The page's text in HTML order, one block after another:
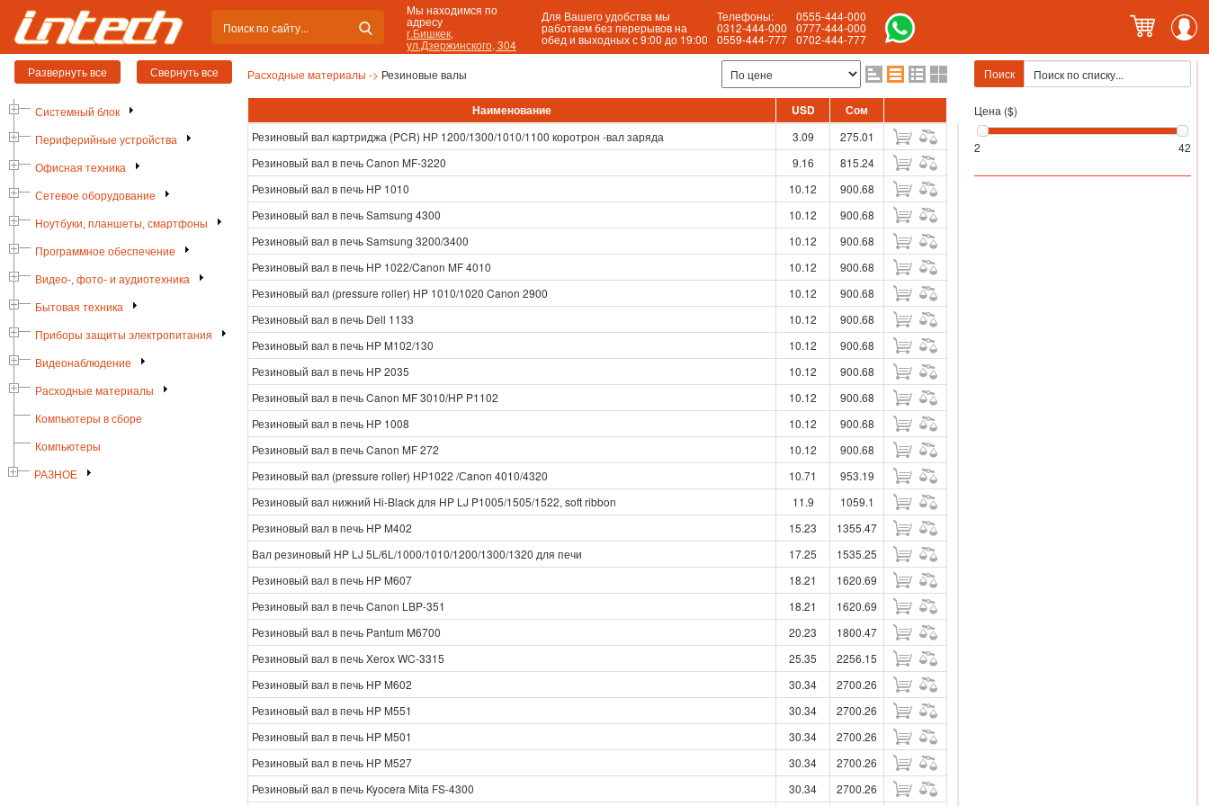
Мы находимся по
адресу
г.Бишкек,
ул.Дзержинского, 304
Для Вашего удобства мы
работаем без перерывов на
обед и выходных с 9:00 до 19:00
Телефоны:
0312-444-000
0559-444-777
0555-444-000
0777-444-000
0702-444-777
Системный блок
Периферийные устройства
Офисная техника
Сетевое оборудование
Ноутбуки, планшеты, смартфоны
Программное обеспечение
Видео-, фото- и аудиотехника
Бытовая техника
Приборы защиты электропитания
Видеонаблюдение
Расходные материалы
Компьютеры в сборе
Компьютеры
РАЗНОЕ
Расходные материалы -> Резиновые валы
Наименование USD Сом
Резиновый вал картриджа (PCR) НР 1200/1300/1010/1100 коротрон -вал заряда 3.09
275.01
Резиновый вал в печь Canon MF-3220
9.16
815.24
Резиновый вал в печь HP 1010
10.12
900.68
Резиновый вал в печь Samsung 4300
10.12
900.68
Резиновый вал в печь Samsung 3200/3400
10.12
900.68
Резиновый вал в печь HP 1022/Canon MF 4010
10.12
900.68
Резиновый вал (pressure roller) HP 1010/1020 Canon 2900
10.12
900.68
Резиновый вал в печь Dell 1133
10.12
900.68
Резиновый вал в печь HP M102/130
10.12
900.68
Резиновый вал в печь HP 2035
10.12
900.68
Резиновый вал в печь Canon MF 3010/HP P1102
10.12
900.68
Резиновый вал в печь HP 1008
10.12
900.68
Резиновый вал в печь Canon MF 272
10.12
900.68
Резиновый вал (pressure roller) НР1022 /Сanon 4010/4320
10.71
953.19
Резиновый вал нижний Hi-Black для HP LJ P1005/1505/1522, soft ribbon
11.9
1059.1
Резиновый вал в печь HP M402
15.23
1355.47
Вал резиновый HP LJ 5L/6L/1000/1010/1200/1300/1320 для печи
17.25
1535.25
Резиновый вал в печь HP M607
18.21
1620.69
Резиновый вал в печь Canon LBP-351
18.21
1620.69
Резиновый вал в печь Pantum M6700
20.23
1800.47
Резиновый вал в печь Xerox WC-3315
25.35
2256.15
Резиновый вал в печь HP M602
30.34
2700.26
Резиновый вал в печь HP M551
30.34
2700.26
Резиновый вал в печь HP M501
30.34
2700.26
Резиновый вал в печь HP M527
30.34
2700.26
Резиновый вал в печь Kyocera Mita FS-4300
30.34 2700.26
Поиск
Цена ($)
2 42